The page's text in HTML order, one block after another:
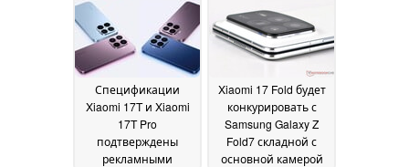
Спецификации
Xiaomi 17T и Xiaomi
17T Pro
подтверждены
рекламными
Xiaomi 17 Fold будет
конкурировать с
Samsung Galaxy Z
Fold7 складной с
основной камерой